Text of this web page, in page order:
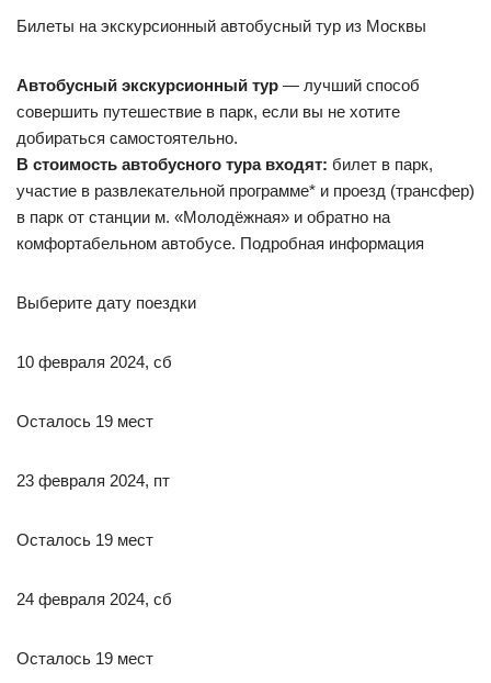
Билеты на экскурсионный автобусный тур из Москвы
Автобусный экскурсионный тур — лучший способ
совершить путешествие в парк, если вы не хотите
добираться самостоятельно.
В стоимость автобусного тура входят: билет в парк,
участие в развлекательной программе* и проезд (трансфер)
в парк от станции м. «Молодёжная» и обратно на
комфортабельном автобусе. Подробная информация
Выберите дату поездки
10 февраля 2024, сб
Осталось 19 мест
23 февраля 2024, пт
Осталось 19 мест
24 февраля 2024, сб
Осталось 19 мест